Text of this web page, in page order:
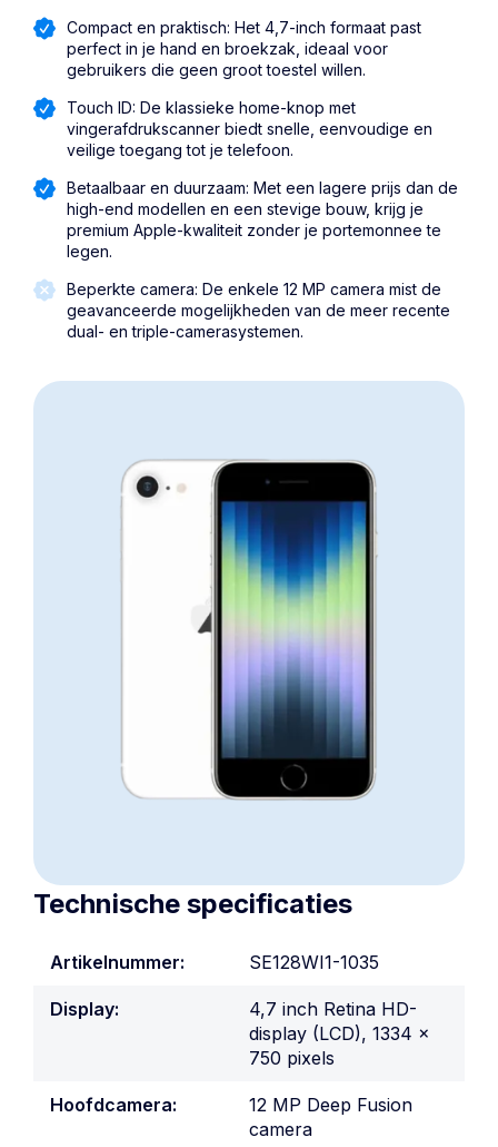
Compact en praktisch: Het 4,7-inch formaat past
perfect in je hand en broekzak, ideaal voor
gebruikers die geen groot toestel willen.
Touch ID: De klassieke home-knop met
vingerafdrukscanner biedt snelle, eenvoudige en
veilige toegang tot je telefoon.
Betaalbaar en duurzaam: Met een lagere prijs dan de
high-end modellen en een stevige bouw, krijg je
premium Apple-kwaliteit zonder je portemonnee te
legen.
Beperkte camera: De enkele 12 MP camera mist de
geavanceerde mogelijkheden van de meer recente
dual- en triple-camerasystemen.
Technische specificaties
Artikelnummer: SE128WI1-1035
Display:
4,7 inch Retina HD-
display (LCD), 1334 x
750 pixels
Hoofdcamera:
12 MP Deep Fusion
camera